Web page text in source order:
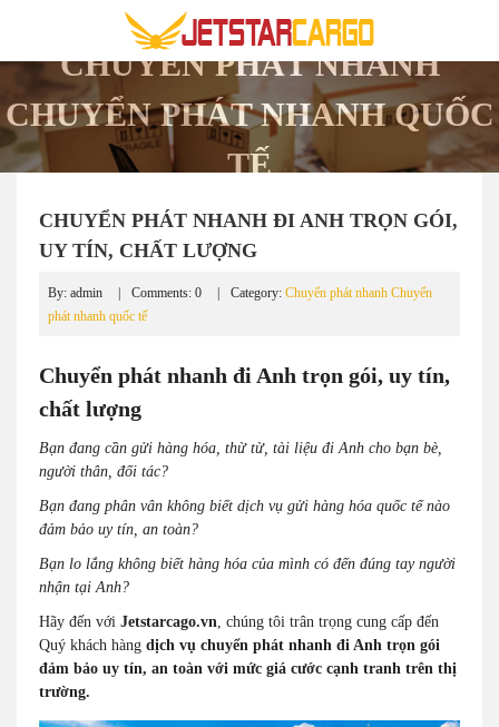
CHUYỂN PHÁT NHANH
CHUYỂN PHÁT NHANH QUỐC
TẾ
CHUYỂN PHÁT NHANH ĐI ANH TRỌN GÓI,
UY TÍN, CHẤT LƯỢNG
By: admin Comments: 0 Category: Chuyển phát nhanh Chuyển
phát nhanh quốc tế
Chuyển phát nhanh đi Anh trọn gói, uy tín,
chất lượng
Bạn đang cần gửi hàng hóa, thừ từ, tài liệu đi Anh cho bạn bè,
người thân, đối tác?
Bạn đang phân vân không biết dịch vụ gửi hàng hóa quốc tế nào
đảm bảo uy tín, an toàn?
Bạn lo lắng không biết hàng hóa của mình có đến đúng tay người
nhận tại Anh?
Hãy đến với Jetstarcago.vn, chúng tôi trân trọng cung cấp đến
Quý khách hàng dịch vụ chuyển phát nhanh đi Anh trọn gói
đảm bảo uy tín, an toàn với mức giá cước cạnh tranh trên thị
trường.